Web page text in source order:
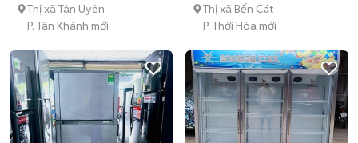
Thị xã Tân Uyên
P. Tân Khánh mới
Thị xã Bến Cát
P. Thới Hòa mới